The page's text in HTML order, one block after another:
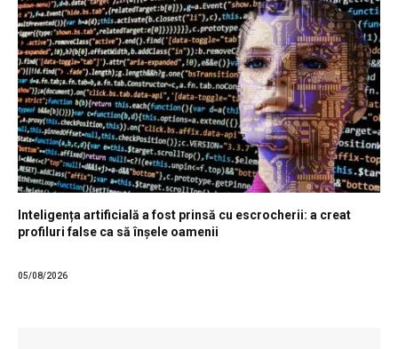
Inteligența artificială a fost prinsă cu escrocherii: a creat
profiluri false ca să înșele oamenii
05/08/2026